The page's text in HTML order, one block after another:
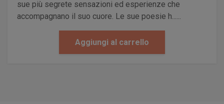
sue più segrete sensazioni ed esperienze che
accompagnano il suo cuore. Le sue poesie h......
Aggiungi al carrello